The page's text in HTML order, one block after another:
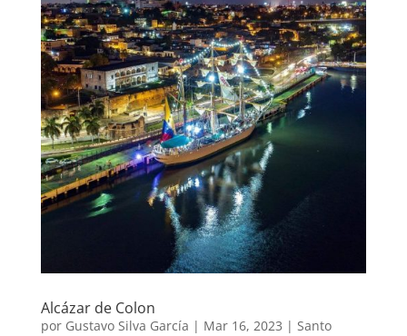
Alcázar de Colon
por Gustavo Silva García | Mar 16, 2023 | Santo